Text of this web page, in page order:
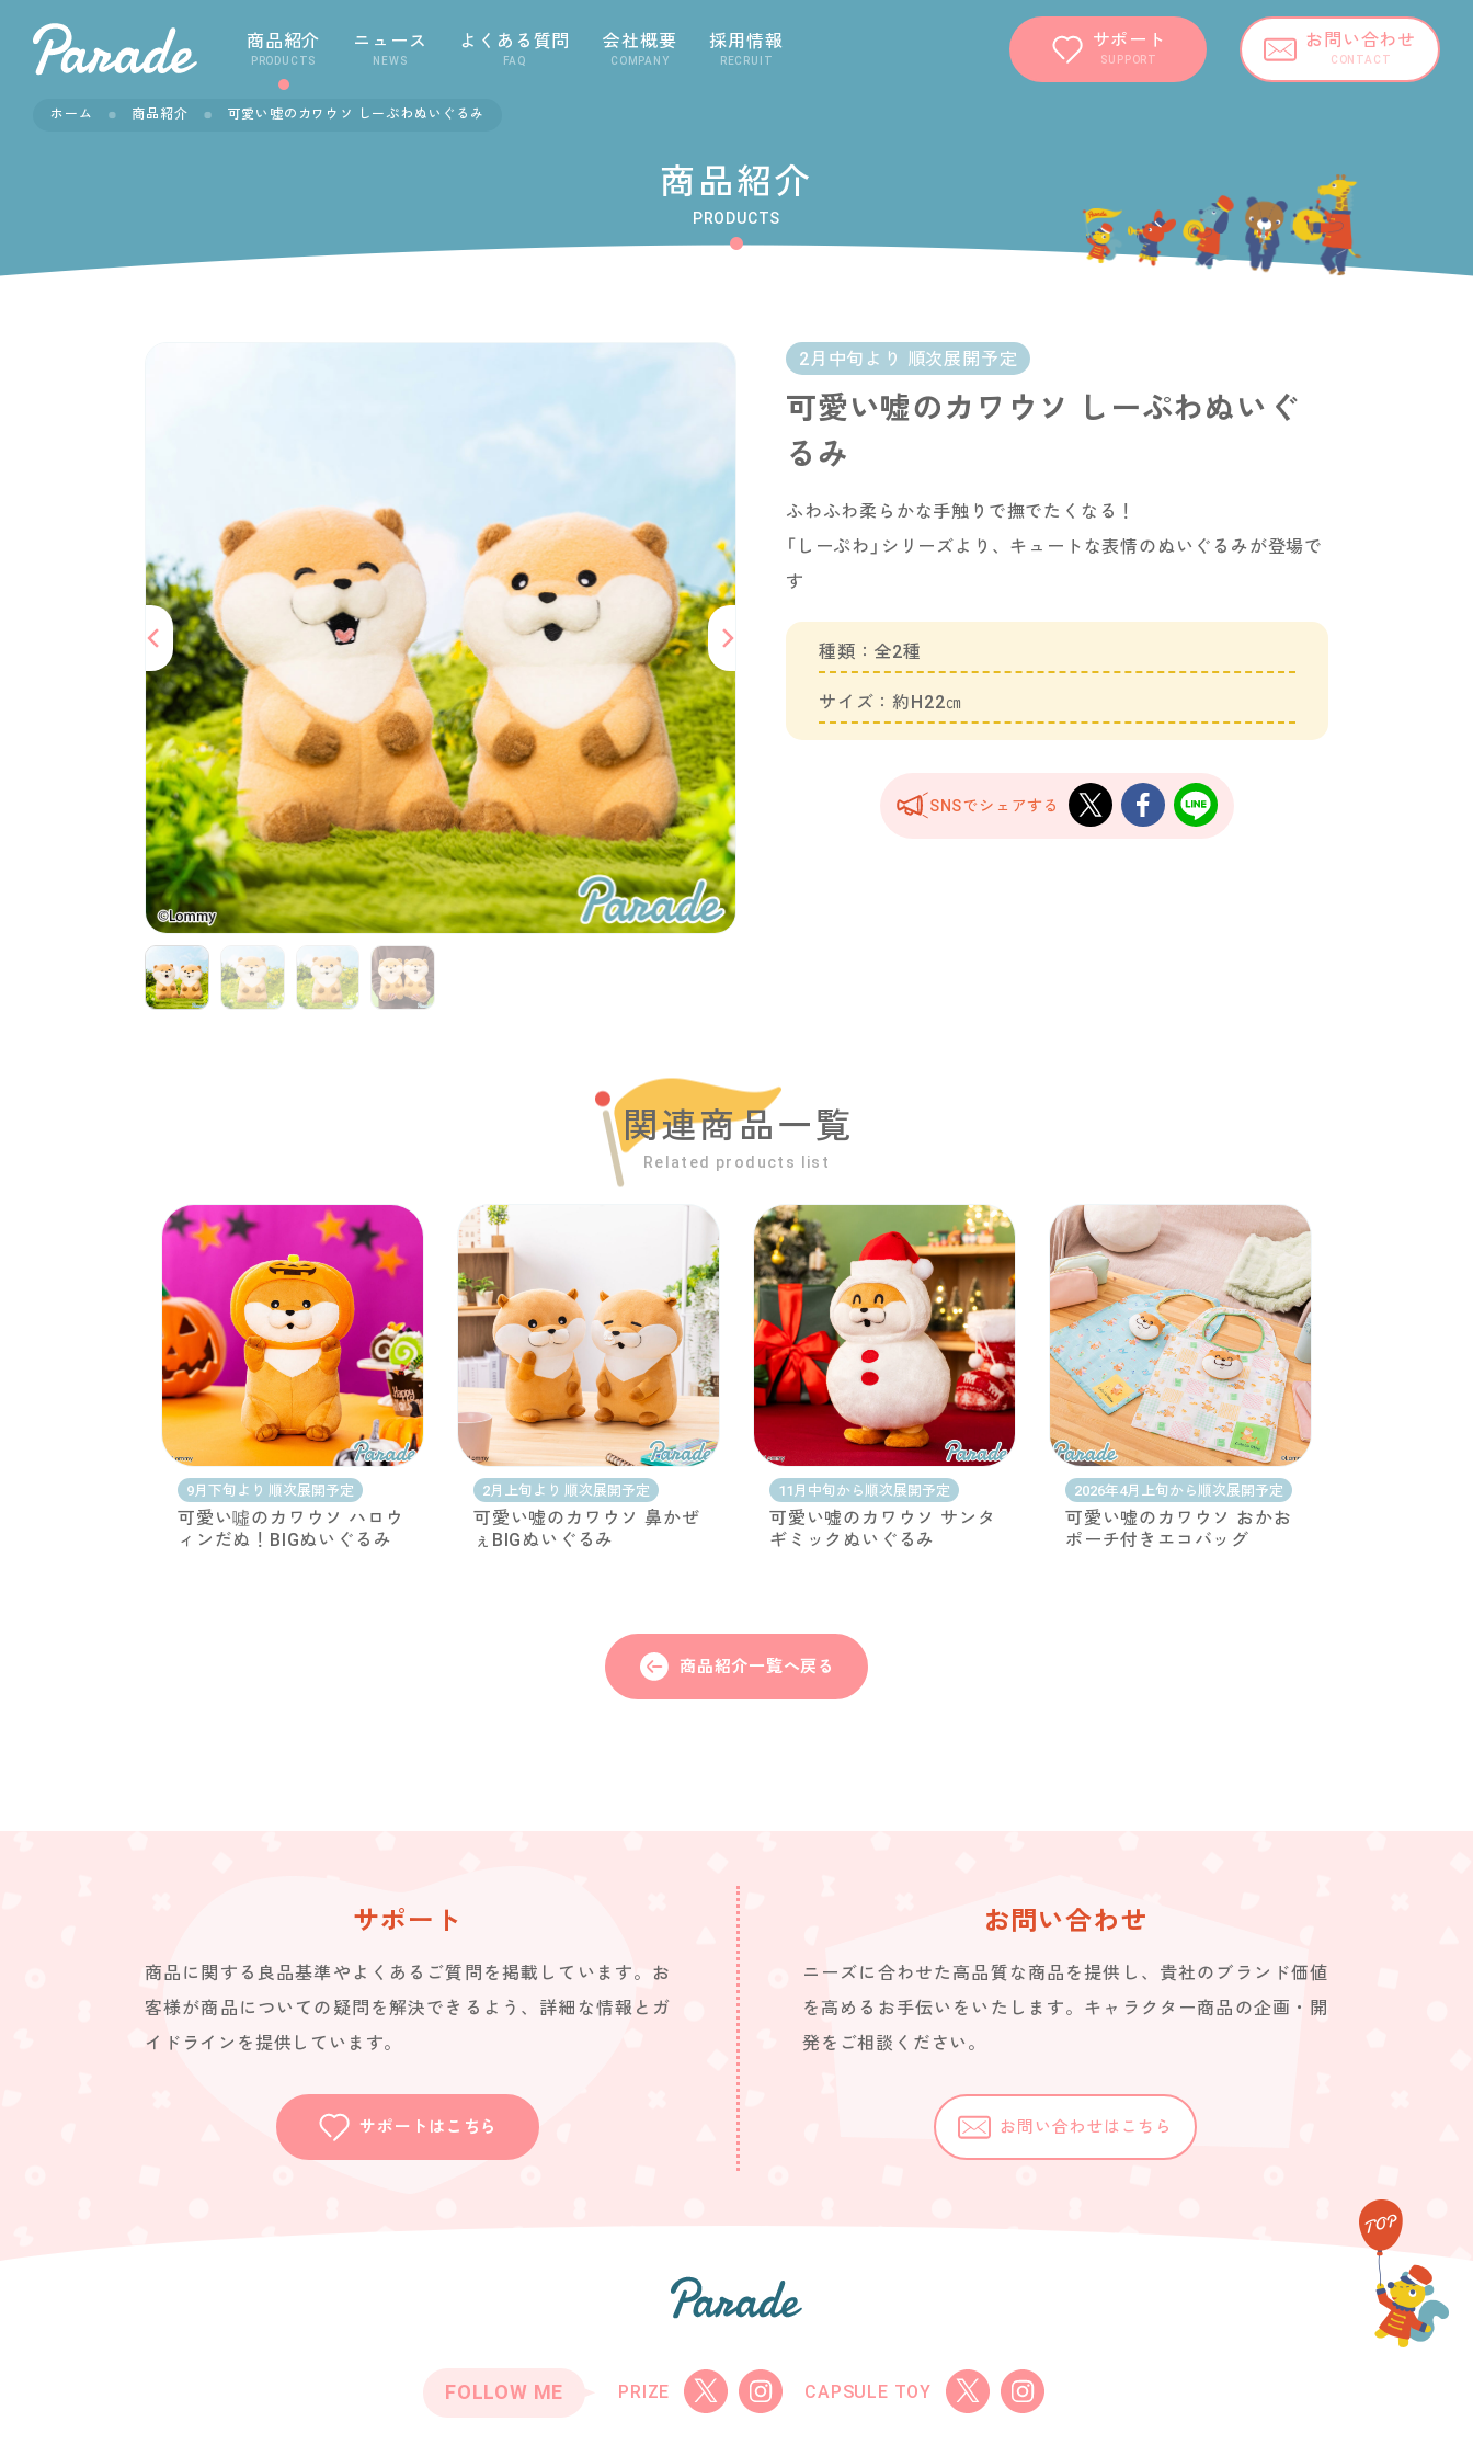
商品紹介
PRODUCTS
ニュース
NEWS
よくある質問
FAQ
会社概要
COMPANY
採用情報
RECRUIT
サポート
SUPPORT
お問い合わせ
CONTACT
ホーム 商品紹介 可愛い嘘のカワウソ しーぷわぬいぐるみ
商品紹介
PRODUCTS
2月中旬より 順次展開予定
可愛い嘘のカワウソ しーぷわぬいぐ
るみ
ふわふわ柔らかな手触りで撫でたくなる！
「しーぷわ」シリーズより、キュートな表情のぬいぐるみが登場で
す
種類：全2種
サイズ：約H22㎝
SNSでシェアする
関連商品一覧
Related products list
9月下旬より 順次展開予定
可愛い噓のカワウソ ハロウ
ィンだぬ！BIGぬいぐるみ
2月上旬より 順次展開予定
可愛い嘘のカワウソ 鼻かぜ
ぇBIGぬいぐるみ
11月中旬から順次展開予定
可愛い嘘のカワウソ サンタ
ギミックぬいぐるみ
2026年4月上旬から順次展開予定
可愛い嘘のカワウソ おかお
ポーチ付きエコバッグ
商品紹介一覧へ戻る
サポート
商品に関する良品基準やよくあるご質問を掲載しています。お
客様が商品についての疑問を解決できるよう、詳細な情報とガ
イドラインを提供しています。
サポートはこちら
お問い合わせ
ニーズに合わせた高品質な商品を提供し、貴社のブランド価値
を高めるお手伝いをいたします。キャラクター商品の企画・開
発をご相談ください。
お問い合わせはこちら
FOLLOW ME PRIZE CAPSULE TOY